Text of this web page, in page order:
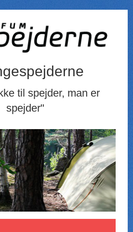
til spejder, man er
spejder"